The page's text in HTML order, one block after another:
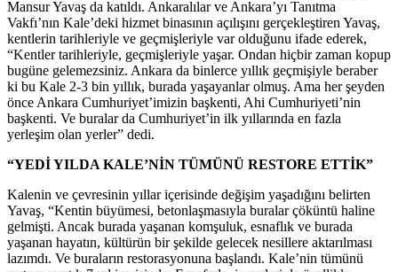
Mansur Yavaş da katıldı. Ankaralılar ve Ankara’yı Tanıtma
Vakfı’nın Kale’deki hizmet binasının açılışını gerçekleştiren Yavaş,
kentlerin tarihleriyle ve geçmişleriyle var olduğunu ifade ederek,
“Kentler tarihleriyle, geçmişleriyle yaşar. Ondan hiçbir zaman kopup
bugüne gelemezsiniz. Ankara da binlerce yıllık geçmişiyle beraber
ki bu Kale 2-3 bin yıllık, burada yaşayanlar olmuş. Ama her şeyden
önce Ankara Cumhuriyet’imizin başkenti, Ahi Cumhuriyeti’nin
başkenti. Ve buralar da Cumhuriyet’in ilk yıllarında en fazla
yerleşim olan yerler” dedi.
“YEDİ YILDA KALE’NİN TÜMÜNÜ RESTORE ETTİK”
Kalenin ve çevresinin yıllar içerisinde değişim yaşadığını belirten
Yavaş, “Kentin büyümesi, betonlaşmasıyla buralar çöküntü haline
gelmişti. Ancak burada yaşanan komşuluk, esnaflık ve burada
yaşanan hayatın, kültürün bir şekilde gelecek nesillere aktarılması
lazımdı. Ve buraların restorasyonuna başlandı. Kale’nin tümünü